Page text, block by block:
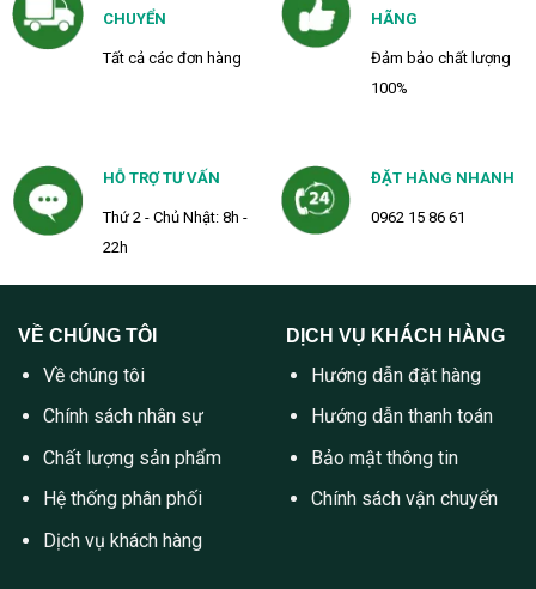
CHUYỂN
Tất cả các đơn hàng
HÃNG
Đảm bảo chất lượng
100%
HỖ TRỢ TƯ VẤN
Thứ 2 - Chủ Nhật: 8h -
22h
ĐẶT HÀNG NHANH
0962 15 86 61
VỀ CHÚNG TÔI
Về chúng tôi
Chính sách nhân sự
Chất lượng sản phẩm
Hệ thống phân phối
Dịch vụ khách hàng
DỊCH VỤ KHÁCH HÀNG
Hướng dẫn đặt hàng
Hướng dẫn thanh toán
Bảo mật thông tin
Chính sách vận chuyển